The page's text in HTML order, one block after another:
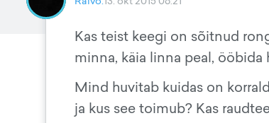
Kas teist keegi on sõitnud
minna, käia linna peal, ööbida
Mind huvitab kuidas on
ja kus see toimub? Kas